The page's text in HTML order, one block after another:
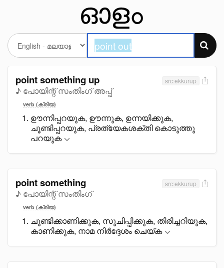
point something up
♪ പോയിന്റ് സംതിംഗ് അപ്പ്
src:ekkurup
verb (ക്രിയ)
ഊന്നിപ്പറയുക, ഊന്നുക, ഉന്നയിക്കുക,
ചൂണ്ടിപ്പറയുക, പ്രത്യേകശക്തി കൊടുത്തു
പറയുക
point something
♪ പോയിന്റ് സംതിംഗ്
src:ekkurup
verb (ക്രിയ)
ചൂണ്ടിക്കാണിക്കുക, സൂചിപ്പിക്കുക, തിരിച്ചറിയുക,
കാണിക്കുക, നാമ നിർദ്ദേശം ചെയ്ക